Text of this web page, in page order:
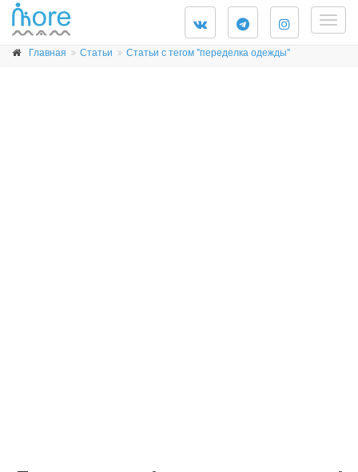
Главная Статьи Статьи с тегом "переделка одежды"